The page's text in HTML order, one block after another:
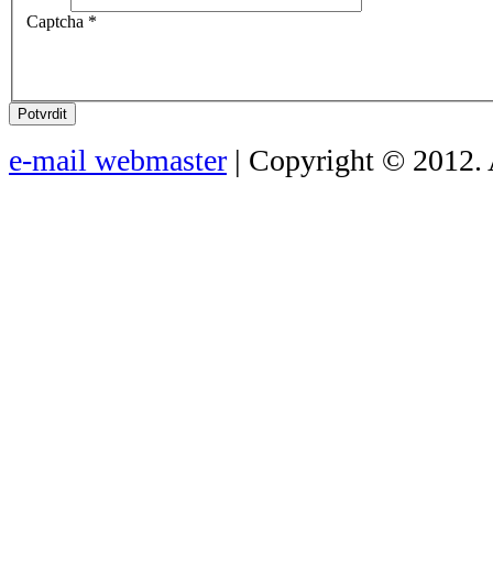
Captcha *
Potvrdit
e-mail webmaster | Copyright © 2012.